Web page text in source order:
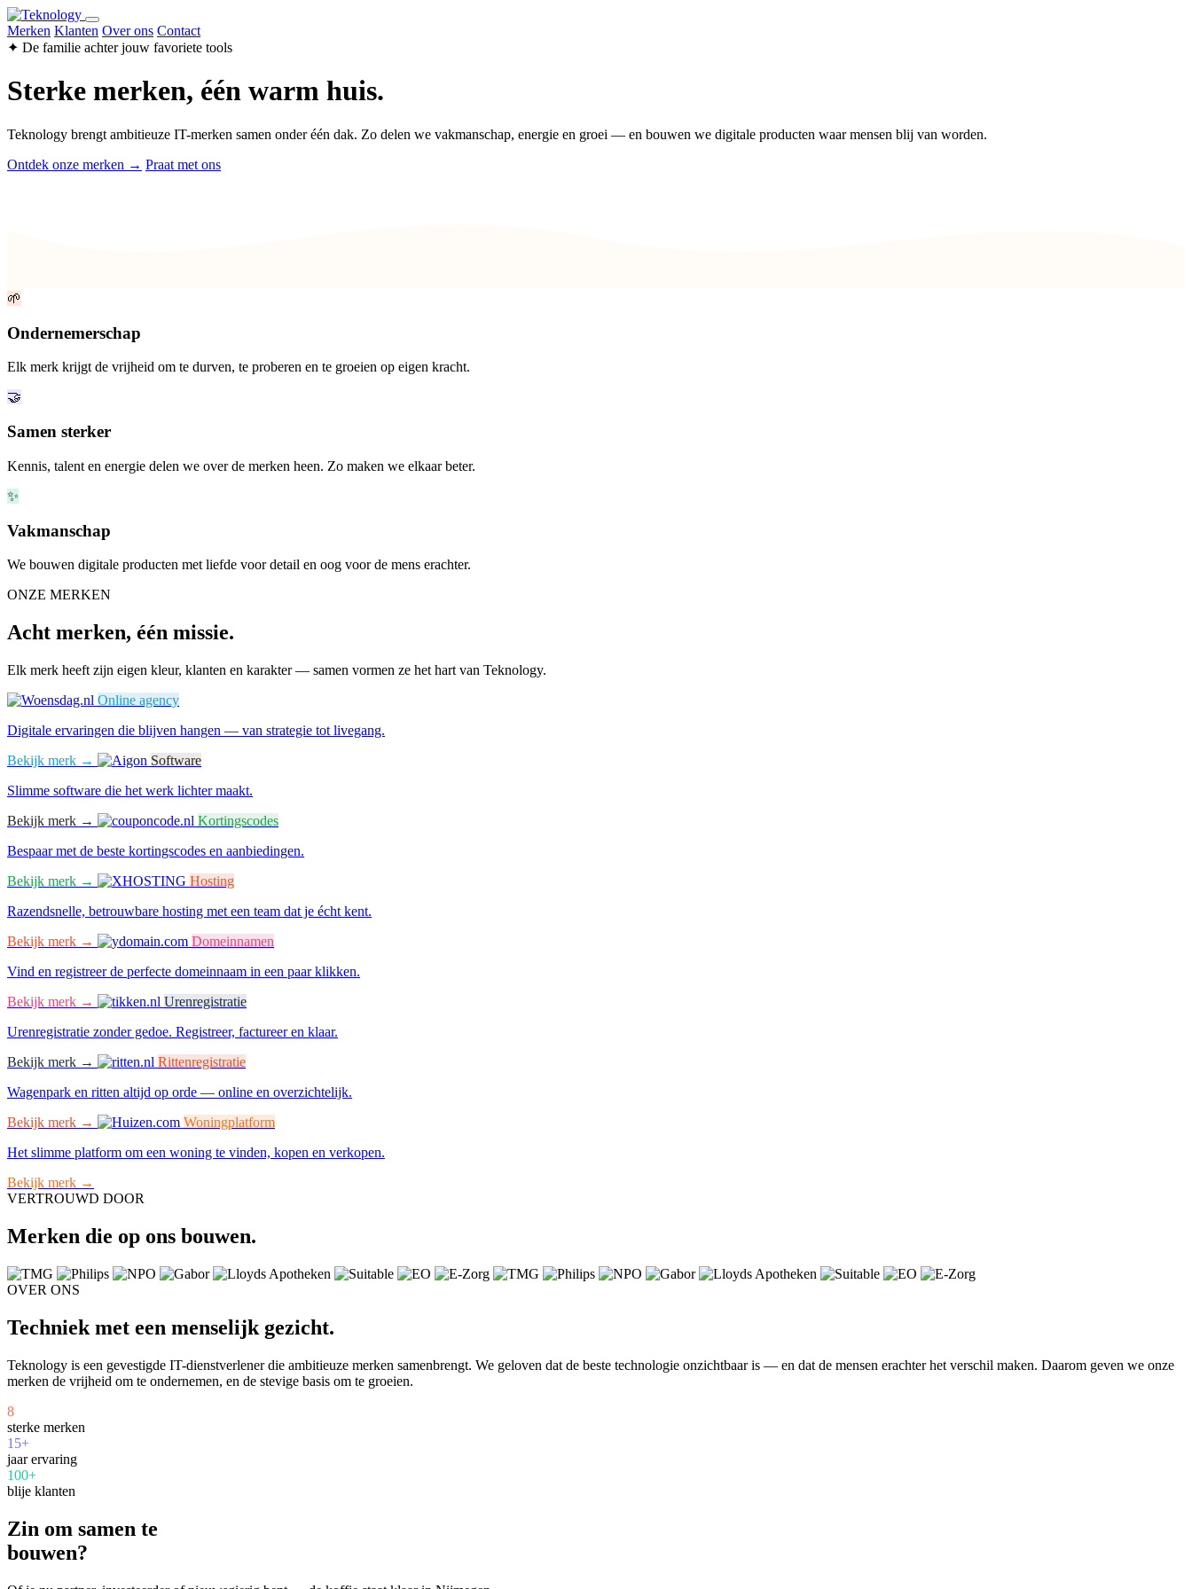
Merken Klanten Over ons Contact
✦ De familie achter jouw favoriete tools
Sterke merken, één warm huis.
Teknology brengt ambitieuze IT-merken samen onder één dak. Zo delen we vakmanschap, energie en groei — en bouwen we digitale producten waar mensen blij van worden.
Ontdek onze merken → Praat met ons
🌱
Ondernemerschap
Elk merk krijgt de vrijheid om te durven, te proberen en te groeien op eigen kracht.
🤝
Samen sterker
Kennis, talent en energie delen we over de merken heen. Zo maken we elkaar beter.
✨
Vakmanschap
We bouwen digitale producten met liefde voor detail en oog voor de mens erachter.
ONZE MERKEN
Acht merken, één missie.
Elk merk heeft zijn eigen kleur, klanten en karakter — samen vormen ze het hart van Teknology.
Online agency
Digitale ervaringen die blijven hangen — van strategie tot livegang.
Bekijk merk →
Software
Slimme software die het werk lichter maakt.
Bekijk merk →
Kortingscodes
Bespaar met de beste kortingscodes en aanbiedingen.
Bekijk merk →
Hosting
Razendsnelle, betrouwbare hosting met een team dat je écht kent.
Bekijk merk →
Domeinnamen
Vind en registreer de perfecte domeinnaam in een paar klikken.
Bekijk merk →
Urenregistratie
Urenregistratie zonder gedoe. Registreer, factureer en klaar.
Bekijk merk →
Rittenregistratie
Wagenpark en ritten altijd op orde — online en overzichtelijk.
Bekijk merk →
Woningplatform
Het slimme platform om een woning te vinden, kopen en verkopen.
Bekijk merk →
VERTROUWD DOOR
Merken die op ons bouwen.
OVER ONS
Techniek met een menselijk gezicht.
Teknology is een gevestigde IT-dienstverlener die ambitieuze merken samenbrengt. We geloven dat de beste technologie onzichtbaar is — en dat de mensen erachter het verschil maken. Daarom geven we onze
merken de vrijheid om te ondernemen, en de stevige basis om te groeien.
8
sterke merken
15+
jaar ervaring
100+
blije klanten
Zin om samen te
bouwen?